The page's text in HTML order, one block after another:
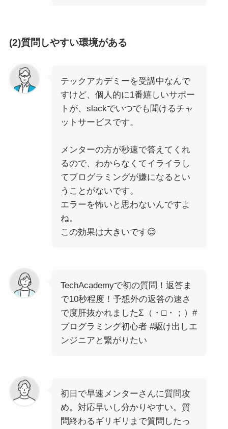
(2)質問しやすい環境がある
テックアカデミーを受講中なんで
すけど、個人的に1番嬉しいサポー
トが、slackでいつでも聞けるチャ
ットサービスです。
メンターの方が秒速で答えてくれ
るので、わからなくてイライラし
てプログラミングが嫌になるとい
うことがないです。
エラーを怖いと思わないんですよ
ね。
この効果は大きいです😌
TechAcademyで初の質問！返答ま
で10秒程度！予想外の返答の速さ
で度肝抜かれましたΣ（・□・；）#
プログラミング初心者 #駆け出しエ
ンジニアと繋がりたい
初日で早速メンターさんに質問攻
め。対応早いし分かりやすい。質
問終わるギリギリまで質問したっ